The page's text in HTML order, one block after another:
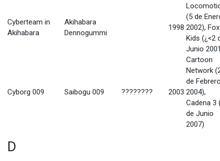
Cyberteam in
Akihabara
Akihabara
Dennogummi
1998
(5 de
2002), Fox
Kids (¿<2
Junio
Cyborg 009 Saibogu 009 ???????? 2003
Cartoon
Network
de
2004),
Cadena 3
de Junio
2007)
D